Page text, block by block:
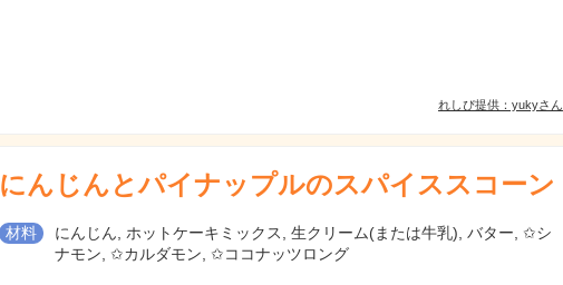
れしぴ提供：yukyさん
にんじんとパイナップルのスパイススコーン
材料
にんじん, ホットケーキミックス, 生クリーム(または牛乳), バター, ✩シ
ナモン, ✩カルダモン, ✩ココナッツロング